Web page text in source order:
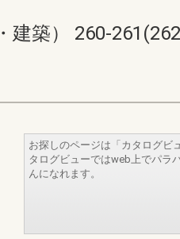
築） 260-
お探しのページは「カタログビ
タログビューではweb上でパラ
んになれます。